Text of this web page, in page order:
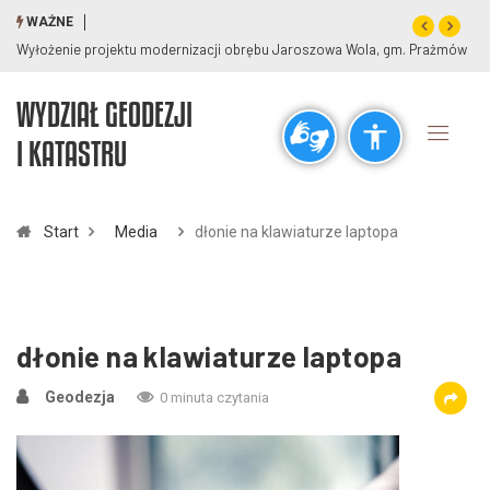
visibility_off title
add_circle_outline
WAŻNE
Wyłożenie projektu modernizacji obrębu Jaroszowa Wola, gm. Prażmów
WYDZIAŁ GEODEZJI
I KATASTRU
Start Media dłonie na klawiaturze laptopa
dłonie na klawiaturze laptopa
Geodezja 0 minuta czytania